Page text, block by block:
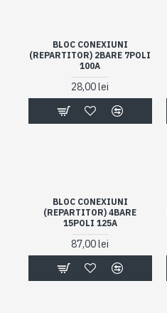
BLOC CONEXIUNI
(REPARTITOR) 2BARE 7POLI
100A
28,00 lei
BLOC CONEXIUNI
(REPARTITOR) 4BARE
15POLI 125A
87,00 lei